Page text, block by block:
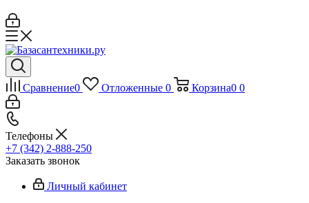
Сравнение0 Отложенные 0 Корзина0 0
Телефоны
+7 (342) 2-888-250
Заказать звонок
Личный кабинет